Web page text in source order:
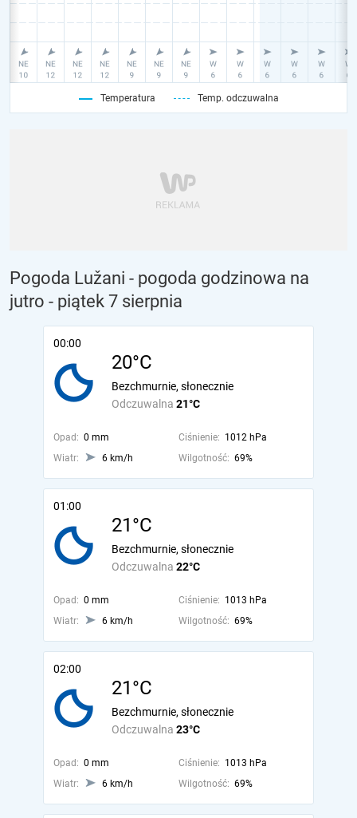
Temperatura Temp. odczuwalna
Pogoda Lužani - pogoda godzinowa na
jutro - piątek 7 sierpnia
00:00
20°C
Odczuwalna 21°C
Bezchmurnie, słonecznie
Opad: 0 mm Ciśnienie: 1012 hPa
Wiatr:
6 km/h Wilgotność: 69%
01:00
21°C
Odczuwalna 22°C
Bezchmurnie, słonecznie
Opad: 0 mm Ciśnienie: 1013 hPa
Wiatr:
6 km/h Wilgotność: 69%
02:00
21°C
Odczuwalna 23°C
Bezchmurnie, słonecznie
Opad: 0 mm Ciśnienie: 1013 hPa
Wiatr:
6 km/h Wilgotność: 69%